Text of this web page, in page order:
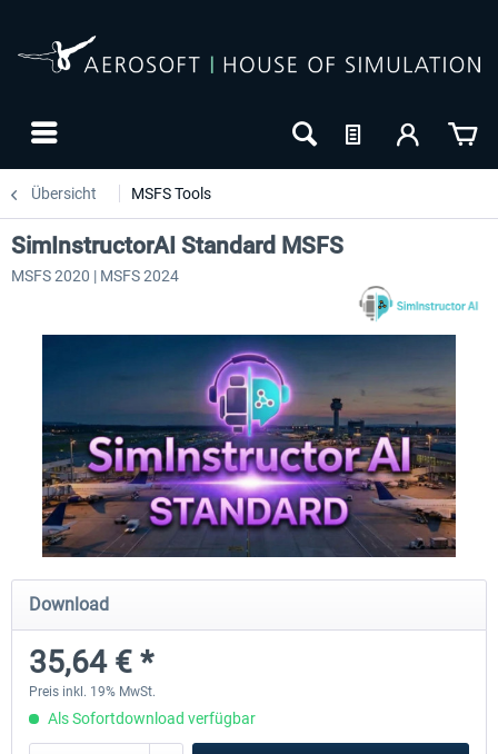
Übersicht MSFS Tools
rkApps - FSRealistic Pro MSFS
33,32 € *
Aerosoft Tool Simple
SimInstructorAI Standard MSFS
MSFS 2020 | MSFS 2024
Download
35,64 € *
Preis inkl. 19% MwSt.
Als Sofortdownload verfügbar